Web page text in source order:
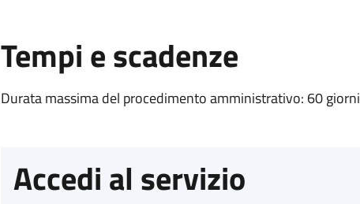
Tempi e scadenze
Durata massima del procedimento amministrativo: 60 giorni
Accedi al servizio